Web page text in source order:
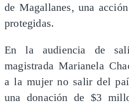
de Magallanes, una
protegidas.
En la audiencia de
magistrada Marianela
a la mujer no salir del
una donación de $3